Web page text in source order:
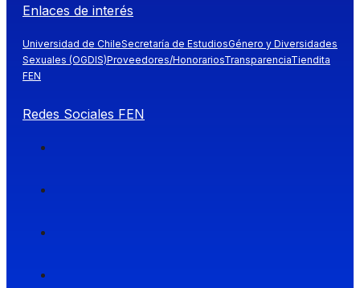
Enlaces de interés
Universidad de ChileSecretaría de EstudiosGénero y Diversidades
Sexuales (OGDIS)Proveedores/HonorariosTransparenciaTiendita
FEN
Redes Sociales FEN